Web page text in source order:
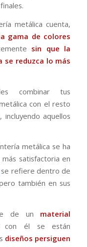
metálica cuenta,
gama de colores
sin que la
se reduzca lo más
combinar tus
con el resto
aquellos
metálica se ha
satisfactoria en
se refiere dentro de
también en sus
de un material
con él se están
diseños persiguen